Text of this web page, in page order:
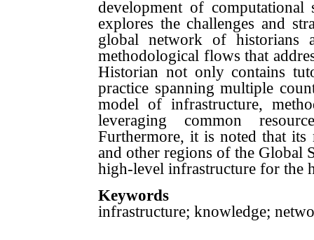
development of
explores the challenges and
global network of historians
methodological flows that
Historian not only contains
practice spanning multiple
model of infrastructure,
leveraging common
Furthermore, it is noted that
and other regions of the Global
high-level infrastructure for the
Keywords
infrastructure; knowledge;